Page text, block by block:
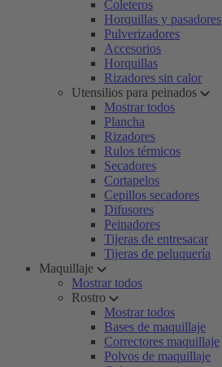
Coleteros
Horquillas y pasadores
Pulverizadores
Accesorios
Horquillas
Rizadores sin calor
Utensilios para peinados
Mostrar todos
Plancha
Rizadores
Rulos térmicos
Secadores
Cortapelos
Cepillos secadores
Difusores
Peinadores
Tijeras de entresacar
Tijeras de peluquería
Maquillaje
Mostrar todos
Rostro
Mostrar todos
Bases de maquillaje
Correctores maquillaje
Polvos de maquillaje